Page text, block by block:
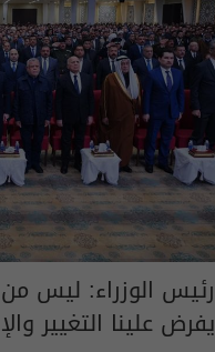
رئيس الوزراء: ليس
يفرض علينا التغيير